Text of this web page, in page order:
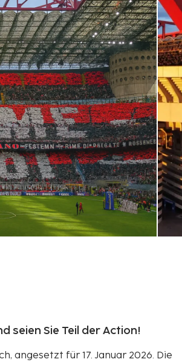
seien Sie Teil der Action!
angesetzt für 17. Januar 2026. Die